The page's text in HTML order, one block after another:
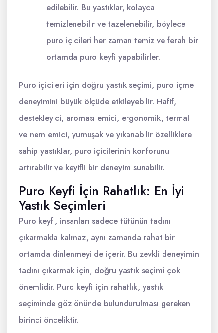
edilebilir. Bu yastıklar, kolayca
temizlenebilir ve tazelenebilir, böylece
puro içicileri her zaman temiz ve ferah bir
ortamda puro keyfi yapabilirler.
Puro içicileri için doğru yastık seçimi, puro içme
deneyimini büyük ölçüde etkileyebilir. Hafif,
destekleyici, aroması emici, ergonomik, termal
ve nem emici, yumuşak ve yıkanabilir özelliklere
sahip yastıklar, puro içicilerinin konforunu
artırabilir ve keyifli bir deneyim sunabilir.
Puro Keyfi İçin Rahatlık: En İyi
Yastık Seçimleri
Puro keyfi, insanları sadece tütünün tadını
çıkarmakla kalmaz, aynı zamanda rahat bir
ortamda dinlenmeyi de içerir. Bu zevkli deneyimin
tadını çıkarmak için, doğru yastık seçimi çok
önemlidir. Puro keyfi için rahatlık, yastık
seçiminde göz önünde bulundurulması gereken
birinci önceliktir.